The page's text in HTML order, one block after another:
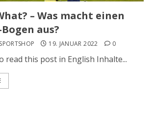
– Was macht einen
aus?
19. JANUAR 2022 0
read this post in English Inhalte...